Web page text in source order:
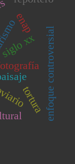
siglo xx enfoque controversial
enap
tortura